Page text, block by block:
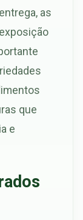
as
que
e